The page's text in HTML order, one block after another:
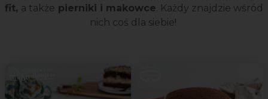
fit, a także pierniki i makowce. Każdy znajdzie wśród
nich coś dla siebie!